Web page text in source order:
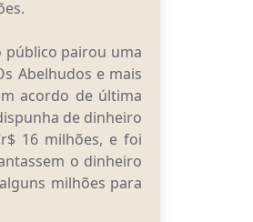
público pairou uma
Abelhudos e mais
acordo de última
de dinheiro
16 milhões, e foi
o dinheiro
milhões para